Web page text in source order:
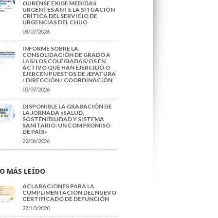
OURENSE EXIGE MEDIDAS
URGENTES ANTE LA SITUACIÓN
CRÍTICA DEL SERVICIO DE
URGENCIAS DEL CHUO
09/07/2026
INFORME SOBRE LA
CONSOLIDACIÓN DE GRADO A
LAS/LOS COLEGIADAS/OS EN
ACTIVO QUE HAN EJERCIDO O
EJERCEN PUESTOS DE JEFATURA
/ DIRECCIÓN / COORDINACIÓN
03/07/2026
DISPONIBLE LA GRABACIÓN DE
LA JORNADA «SALUD,
SOSTENIBILIDAD Y SISTEMA
SANITARIO: UN COMPROMISO
DE PAÍS»
22/06/2026
MÁS LEÍDO
ACLARACIONES PARA LA
CUMPLIMENTACIÓN DEL NUEVO
CERTIFICADO DE DEFUNCIÓN
27/10/2020